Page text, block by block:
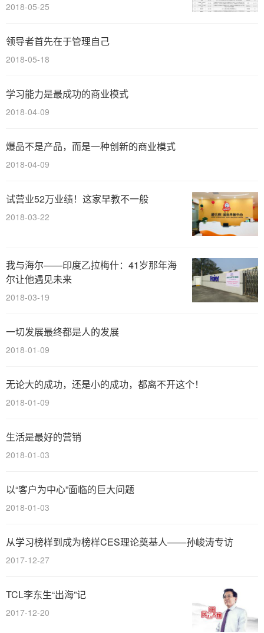
2018-05-25
领导者首先在于管理自己
2018-05-18
学习能力是最成功的商业模式
2018-04-09
爆品不是产品，而是一种创新的商业模式
2018-04-09
试营业52万业绩！这家早教不一般
2018-03-22
我与海尔——印度乙拉梅什：41岁那年海
尔让他遇见未来
2018-03-19
一切发展最终都是人的发展
2018-01-09
无论大的成功，还是小的成功，都离不开这个！
2018-01-09
生活是最好的营销
2018-01-03
以“客户为中心”面临的巨大问题
2018-01-03
从学习榜样到成为榜样CES理论奠基人——孙峻涛专访
2017-12-27
TCL李东生“出海”记
2017-12-20